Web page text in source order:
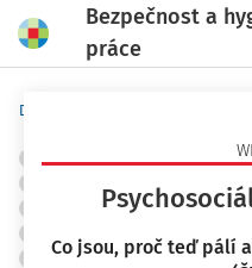
Bezpečnost a
práce
Co jsou, proč teď pálí
Domů
OBJEKTY A PRACOVIŠTĚ
POŽÁRNÍ OCHRANA A
ZNAČKY A ZNAČENÍ
TLAKOVÁ
CHEMICKÉ LÁTKY
OCHRANA